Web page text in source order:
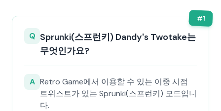
#1
Q Sprunki(스프런키) Dandy's Twotake는
무엇인가요?
A Retro Game에서 이용할 수 있는 이중 시점
트위스트가 있는 Sprunki(스프런키) 모드입니
다.